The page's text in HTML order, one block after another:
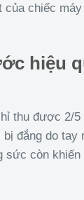
chiếc
hiệu
thu được 2/
đắng do
sức còn